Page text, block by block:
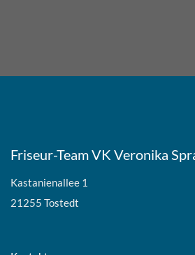
Friseur-Team VK Veronika
Kastanienallee 1
21255 Tostedt